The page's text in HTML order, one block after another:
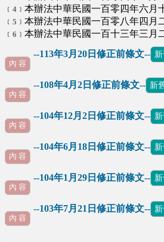
﹝4﹞ 本辦法中華民國一百零四年六月
﹝5﹞ 本辦法中華民國一百零八年四月
﹝6﹞ 本辦法中華民國一百十三年三月
--113年3月20日修正前條文--
內 容
--108年4月2日修正前條文-- 新
內 容
--104年12月2日修正前條文--
內 容
--104年6月18日修正前條文--
內 容
--104年1月29日修正前條文--
內 容
--103年7月21日修正前條文--
內 容